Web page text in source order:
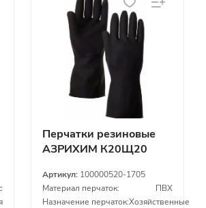
Перчатки резиновые
АЗРИХИМ К20Щ20
Артикул: 100000520-1705
Материал перчаток:
ПВХ
Назначение перчаток:Хозяйственные